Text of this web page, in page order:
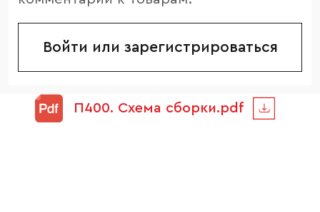
Войти или зарегистрироваться
П400. Схема сборки.pdf